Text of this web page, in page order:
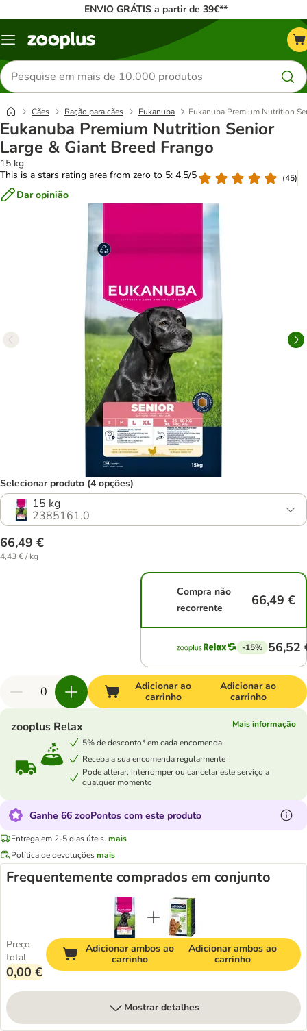
ENVIO GRÁTIS a partir de 39€**
Menu
Pesquisar
produtos
Cães Ração para cães Eukanuba Eukanuba Premium Nutrition
Eukanuba Premium Nutrition Senior
Large & Giant Breed Frango
15 kg
This is a stars rating area from zero to 5: 4.5/5
(45)
Dar opinião
Selecionar produto (4 opções)
15 kg
2385161.0
66,49 €
4,43 € / kg
Compra não
recorrente
66,49 €
-15% 56,52
Adicionar ao
carrinho
Adicionar ao
carrinho
zooplus Relax
Mais informação
5% de desconto* em cada encomenda
Receba a sua encomenda regularmente
Pode alterar, interromper ou cancelar este serviço a
qualquer momento
Ganhe 66 zooPontos com este produto
Entrega em 2-5 dias úteis. mais
Política de devoluçõesmais
Frequentemente comprados em conjunto
Preço
total
0,00 €
Adicionar ambos ao
carrinho
Adicionar ambos ao
carrinho
Mostrar detalhes